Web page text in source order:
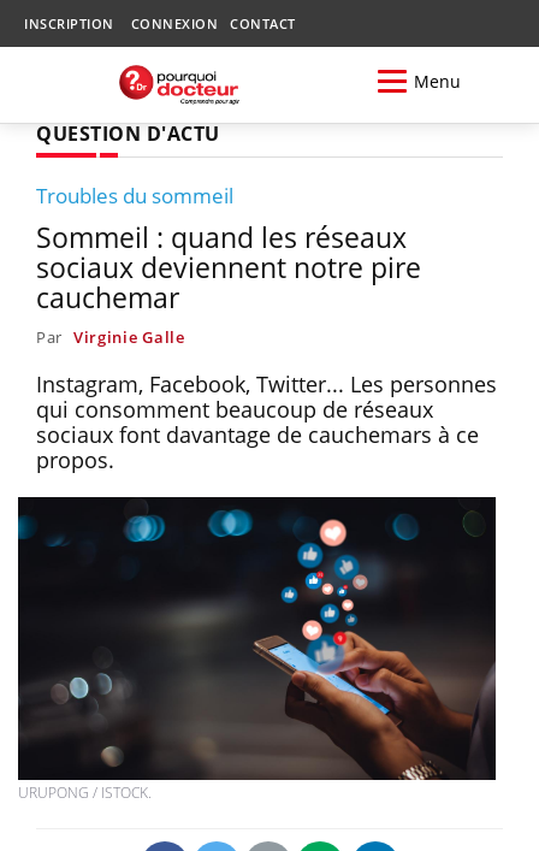
INSCRIPTION CONNEXION CONTACT
Menu
QUESTION D'ACTU
Troubles du sommeil
Sommeil : quand les réseaux
sociaux deviennent notre pire
cauchemar
Par Virginie Galle
Instagram, Facebook, Twitter... Les personnes
qui consomment beaucoup de réseaux
sociaux font davantage de cauchemars à ce
propos.
URUPONG / ISTOCK.